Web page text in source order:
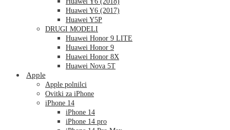
Huawei Y6 (2017)
Huawei Y5P
DRUGI MODELI
Huawei Honor 9 LITE
Huawei Honor 9
Huawei Honor 8X
Huawei Nova 5T
Apple
Apple polnilci
Ovitki za iPhone
iPhone 14
iPhone 14
iPhone 14 pro